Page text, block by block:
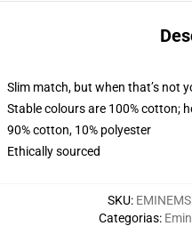
Slim match, but when that’s not
Stable colours are 100% cotton;
90% cotton, 10% polyester
Ethically sourced
SKU:
Categorias: